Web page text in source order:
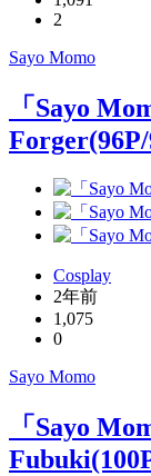
2
Sayo Momo
「Sayo
Cosplay
2年前
1,075
0
Sayo Momo
「Sayo